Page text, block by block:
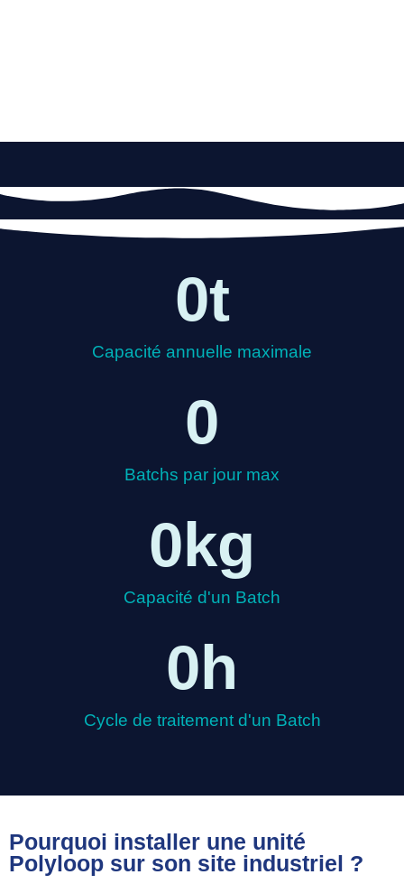
Capacité annuelle maximale
0t
Batchs par jour max
0
Capacité d'un Batch
0kg
Cycle de traitement d'un Batch
0h
Pourquoi installer une unité
Polyloop sur son site industriel ?